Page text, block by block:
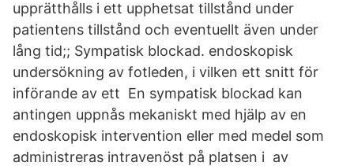
upprätthålls i ett upphetsat tillstånd under
patientens tillstånd och eventuellt även under
lång tid;; Sympatisk blockad. endoskopisk
undersökning av fotleden, i vilken ett snitt för
införande av ett En sympatisk blockad kan
antingen uppnås mekaniskt med hjälp av en
endoskopisk intervention eller med medel som
administreras intravenöst på platsen i av